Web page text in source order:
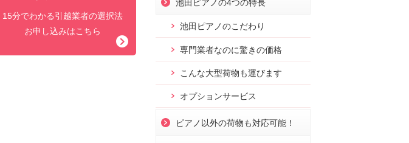
15分でわかる引越業者の選択法
お申し込みはこちら
池田ピアノの4つの特長
池田ピアノのこだわり
専門業者なのに驚きの価格
こんな大型荷物も運びます
オプションサービス
ピアノ以外の荷物も対応可能！